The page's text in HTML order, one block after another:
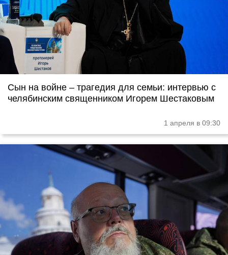
Сын на войне – трагедия для семьи: интервью с
челябинским священником Игорем Шестаковым
1 апреля в 09:30